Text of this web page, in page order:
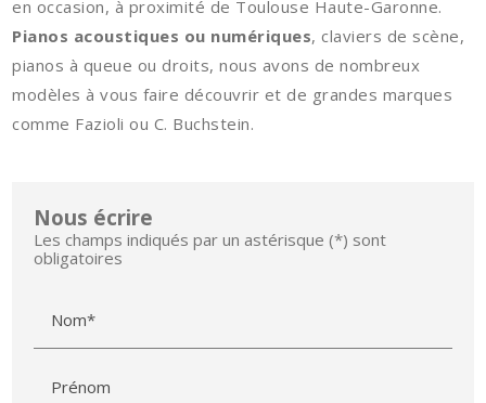
en occasion, à proximité de Toulouse Haute-Garonne.
Pianos acoustiques ou numériques, claviers de scène,
pianos à queue ou droits, nous avons de nombreux
modèles à vous faire découvrir et de grandes marques
comme Fazioli ou C. Buchstein.
Nous écrire
Les champs indiqués par un astérisque (*) sont
obligatoires
Nom*
Prénom